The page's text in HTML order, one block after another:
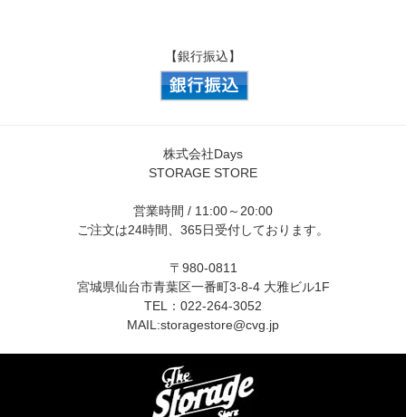
【銀行振込】
株式会社Days
STORAGE STORE
営業時間 / 11:00～20:00
ご注文は24時間、365日受付しております。
〒980-0811
宮城県仙台市青葉区一番町3-8-4 大雅ビル1F
TEL：022-264-3052
MAIL:storagestore@cvg.jp